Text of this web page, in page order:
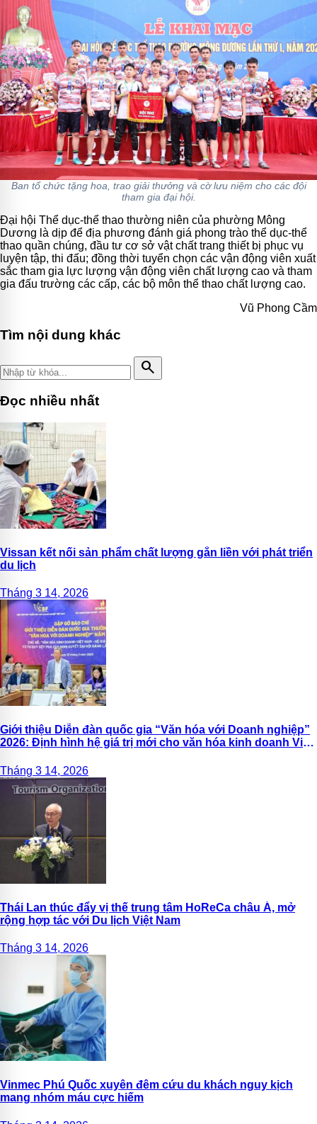
Ban tổ chức tặng hoa, trao giải thưởng và cờ lưu niệm cho các đội
tham gia đại hội.
Đại hội Thể dục-thể thao thường niên của phường Mông
Dương là dịp để địa phương đánh giá phong trào thể dục-thể
thao quần chúng, đầu tư cơ sở vật chất trang thiết bị phục vụ
luyện tập, thi đấu; đồng thời tuyển chọn các vận động viên xuất
sắc tham gia lực lượng vận động viên chất lượng cao và tham
gia đấu trường các cấp, các bộ môn thể thao chất lượng cao.
Vũ Phong Cầm
Tìm nội dung khác
search
Đọc nhiều nhất
Vissan kết nối sản phẩm chất lượng gắn liền với phát triển
du lịch
Tháng 3 14, 2026
Giới thiệu Diễn đàn quốc gia “Văn hóa với Doanh nghiệp”
2026: Định hình hệ giá trị mới cho văn hóa kinh doanh Việt
Tháng 3 14, 2026
Thái Lan thúc đẩy vị thế trung tâm HoReCa châu Á, mở
rộng hợp tác với Du lịch Việt Nam
Tháng 3 14, 2026
Vinmec Phú Quốc xuyên đêm cứu du khách nguy kịch
mang nhóm máu cực hiếm